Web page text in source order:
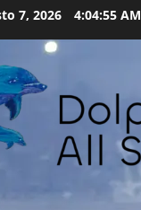
7, 2026 4:04:56 AM